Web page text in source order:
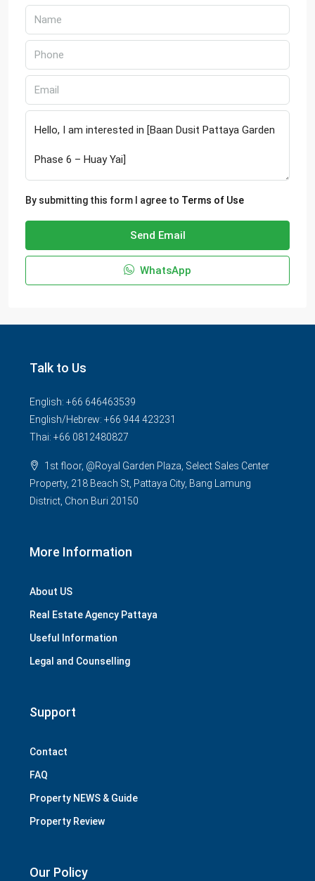
By submitting this form I agree to Terms of Use
Send Email
WhatsApp
Talk to Us
English: +66 646463539
English/Hebrew: +66 944 423231
Thai: +66 0812480827
1st floor, @Royal Garden Plaza, Select Sales Center
Property, 218 Beach St, Pattaya City, Bang Lamung
District, Chon Buri 20150
More Information
About US
Real Estate Agency Pattaya
Useful Information
Legal and Counselling
Support
Contact
FAQ
Property NEWS & Guide
Property Review
Our Policy